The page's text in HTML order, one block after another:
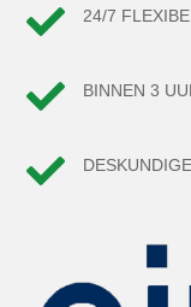
 24/7
 BINNEN 3
